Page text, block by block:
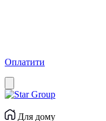
Оплатити
Для дому